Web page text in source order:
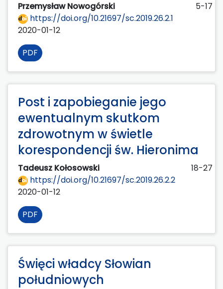
Przemysław Nowogórski
5-17
https://doi.org/10.21697/sc.2019.26.2.1
2020-01-12
PDF
Post i zapobieganie jego
ewentualnym skutkom
zdrowotnym w świetle
korespondencji św. Hieronima
Tadeusz Kołosowski
18-27
https://doi.org/10.21697/sc.2019.26.2.2
2020-01-12
PDF
Święci władcy Słowian
południowych